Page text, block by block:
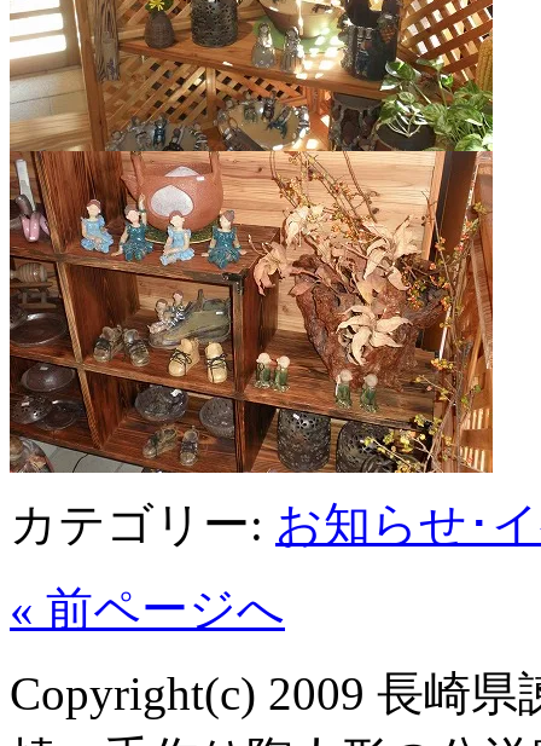
カテゴリー: お知らせ･
« 前ページへ
Copyright(c) 2009 長崎